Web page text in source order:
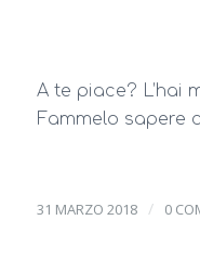
A te piace? L’hai
Fammelo sapere
31 MARZO 2018 / 0